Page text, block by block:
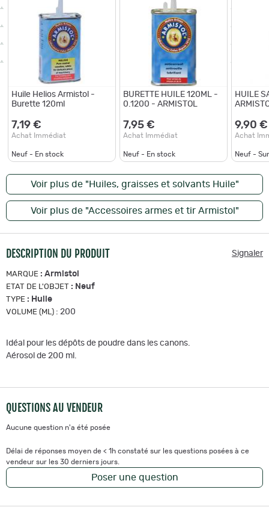
Huile Helios Armistol -
Burette 120ml
7,19 €
Achat Immédiat
Neuf - En stock
BURETTE HUILE 120ML -
0.1200 - ARMISTOL
7,95 €
Achat Immédiat
Neuf - En stock
HUILE
9,90 €
Achat
Neuf -
Voir plus de "Huiles, graisses et solvants Huile"
Voir plus de "Accessoires armes et tir Armistol"
DESCRIPTION DU PRODUIT Signaler
MARQUE : Armistol
ETAT DE L'OBJET : Neuf
TYPE : Huile
VOLUME (ML) : 200
Idéal pour les dépôts de poudre dans les canons.
Aérosol de 200 ml.
QUESTIONS AU VENDEUR
Aucune question n'a été posée
Délai de réponses moyen de < 1h constaté sur les questions posées à ce
vendeur sur les 30 derniers jours.
Poser une question